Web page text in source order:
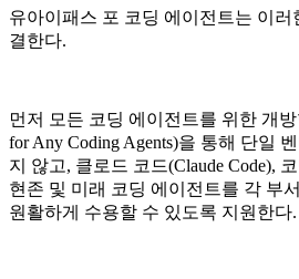
유아이패스 포 코딩 에이전트는 이러
결한다.
먼저 모든 코딩 에이전트를 위한 개방
for Any Coding Agents)을 통해 단일
지 않고, 클로드 코드(Claude Code),
현존 및 미래 코딩 에이전트를 각 부
원활하게 수용할 수 있도록 지원한다.